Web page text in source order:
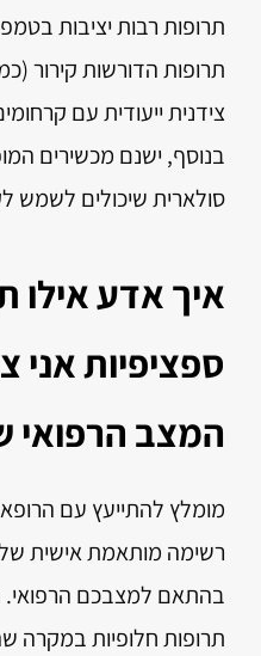
תרופות רבות יציבות
תרופות הדורשות קירור
צידנית ייעודית עם
בנוסף, ישנם מכשירים
סולארית שיכולים לשמש
איך אדע אילו
ספציפיות אני
המצב הרפואי
מומלץ להתייעץ עם
רשימה מותאמת אישית
בהתאם למצבכם הרפואי.
תרופות חלופיות במקרה